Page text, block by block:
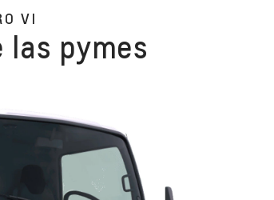
VI
las pymes​